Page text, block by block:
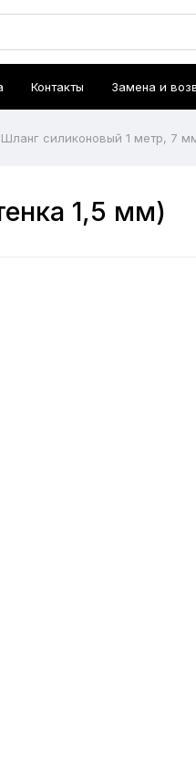
Контакты Замена и
Шланг силиконовый 1 метр, 7
1,5 мм)